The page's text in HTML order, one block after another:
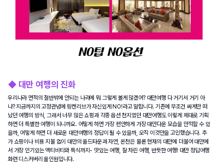
◆ 대만 여행의 진화
우리나라 면적의 절반밖에 안되는 나라에 뭐 그렇게 볼게 많겠어? 대만여행 다 거기서 거기 아
냐? 지금까지의 고정관념에 링켄리브가 자신있게 NO!라고 말합니다. 기존에 무조건 싸게만 떠
났던 여행의 방식, 그래서 너무 많은 쇼핑과 각종 옵션 천지였던 대만여행도 이렇게 제대로 기획
하면 더 특별한 여행이 되니까요. 어떻게 하면 가장 편안하게 가장 대만다운 모습을 만끽할 수 있
을까, 어떻게 하면 더 새로운 대만여행의 정답이 될 수 있을까, 오직 이것만을 고민했습니다. 추
가 쇼핑이나 비용 지불 없이 대만의 올드타운과 자연, 온천은 물론 현재의 대만에 더불어 대만에
서 가장 인기있는 액티비티와 특식까지- 맛있는 여행, 잘 차린 여행, 반듯한 여행! 대만 정답여행
화련 디스커버리 올인원입니다.